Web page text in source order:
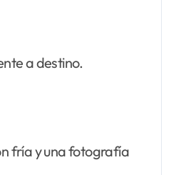
a destino.
fría y una fotografía